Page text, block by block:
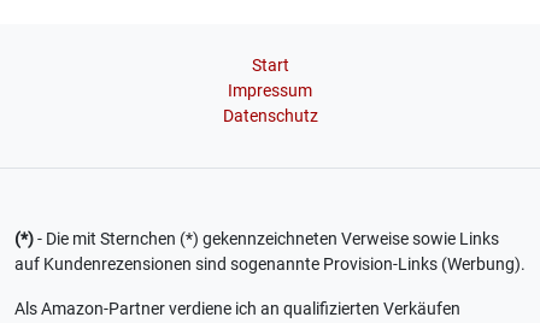
Start
Impressum
Datenschutz
(*)- Die mit Sternchen (*) gekennzeichneten Verweise sowie Links
auf Kundenrezensionen sind sogenannte Provision-Links (Werbung).
Als Amazon-Partner verdiene ich an qualifizierten Verkäufen